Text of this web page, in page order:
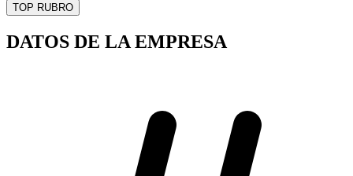
TOP RUBRO
DATOS DE LA EMPRESA